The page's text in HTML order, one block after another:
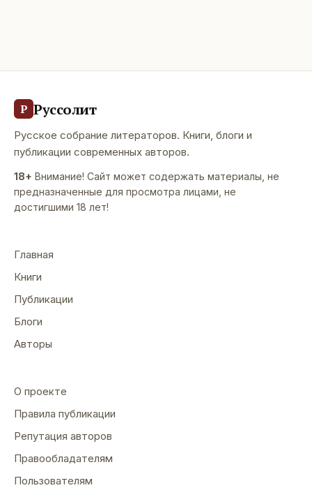
Р Руссолит
Русское собрание литераторов. Книги, блоги и
публикации современных авторов.
18+ Внимание! Сайт может содержать материалы, не
предназначенные для просмотра лицами, не
достигшими 18 лет!
Главная
Книги
Публикации
Блоги
Авторы
О проекте
Правила публикации
Репутация авторов
Правообладателям
Пользователям